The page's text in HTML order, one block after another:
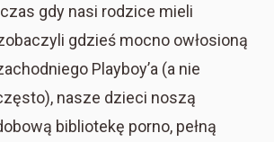
gdy nasi rodzice mieli
gdzieś mocno owłosioną
Playboy’a (a nie
nasze dzieci noszą
bibliotekę porno, pełną